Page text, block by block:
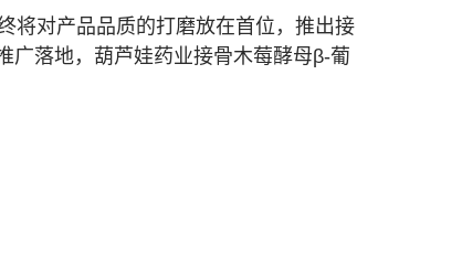
将对产品品质的打磨放在首位，推出接
广落地，葫芦娃药业接骨木莓酵母β-葡